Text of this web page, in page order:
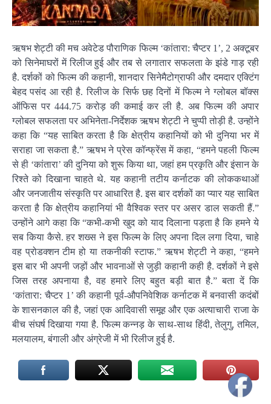
ऋषभ शेट्टी की मच अवेटेड पौराणिक फिल्म ‘कांतारा: चैप्टर 1’, 2 अक्टूबर
को सिनेमाघरों में रिलीज हुई और तब से लगातार सफलता के झंडे गाड़ रही
है. दर्शकों को फिल्म की कहानी, शानदार सिनेमैटोग्राफी और दमदार एक्टिंग
बेहद पसंद आ रही है. रिलीज के सिर्फ छह दिनों में फिल्म ने ग्लोबल बॉक्स
ऑफिस पर 444.75 करोड़ की कमाई कर ली है. अब फिल्म की अपार
ग्लोबल सफलता पर अभिनेता-निर्देशक ऋषभ शेट्टी ने चुप्पी तोड़ी है. उन्होंने
कहा कि “यह साबित करता है कि क्षेत्रीय कहानियों को भी दुनिया भर में
सराहा जा सकता है.” ऋषभ ने प्रेस कॉन्फ्रेंस में कहा, “हमने पहली फिल्म
से ही ‘कांतारा’ की दुनिया को शुरू किया था, जहां हम प्रकृति और इंसान के
रिश्ते को दिखाना चाहते थे. यह कहानी तटीय कर्नाटक की लोककथाओं
और जनजातीय संस्कृति पर आधारित है. इस बार दर्शकों का प्यार यह साबित
करता है कि क्षेत्रीय कहानियां भी वैश्विक स्तर पर असर डाल सकती हैं.”
उन्होंने आगे कहा कि “कभी-कभी खुद को याद दिलाना पड़ता है कि हमने ये
सब किया कैसे. हर शख्स ने इस फिल्म के लिए अपना दिल लगा दिया, चाहे
वह प्रोडक्शन टीम हो या तकनीकी स्टाफ.” ऋषभ शेट्टी ने कहा, “हमने
इस बार भी अपनी जड़ों और भावनाओं से जुड़ी कहानी कही है. दर्शकों ने इसे
जिस तरह अपनाया है, वह हमारे लिए बहुत बड़ी बात है.” बता दें कि
‘कांतारा: चैप्टर 1’ की कहानी पूर्व-औपनिवेशिक कर्नाटक में बनवासी कदंबों
के शासनकाल की है, जहां एक आदिवासी समूह और एक अत्याचारी राजा के
बीच संघर्ष दिखाया गया है. फिल्म कन्नड़ के साथ-साथ हिंदी, तेलुगु, तमिल,
मलयालम, बंगाली और अंग्रेजी में भी रिलीज हुई है.